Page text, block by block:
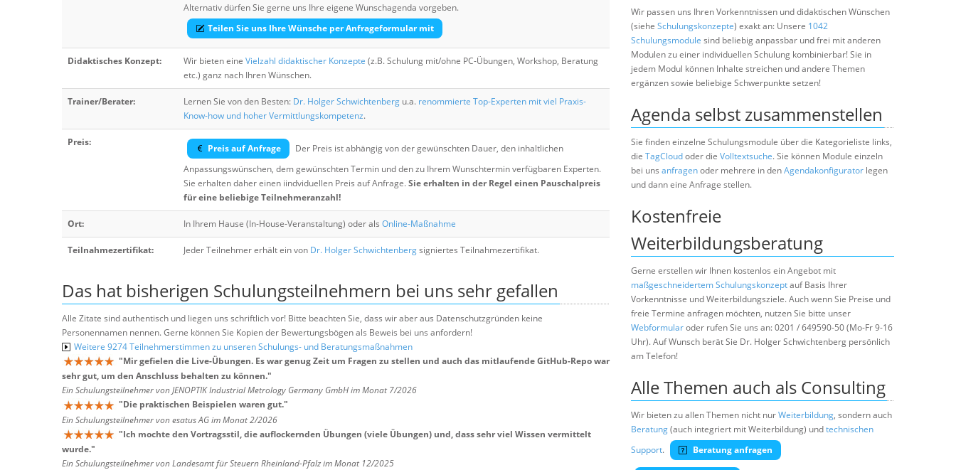
Alternativ dürfen Sie gerne uns Ihre eigene Wunschagenda vorgeben.
Teilen Sie uns Ihre Wünsche per Anfrageformular mit
Didaktisches Konzept: Wir bieten eine Vielzahl didaktischer Konzepte (z.B. Schulung mit/ohne PC-Übungen, Workshop, Beratung
etc.) ganz nach Ihren Wünschen.
Trainer/Berater: Lernen Sie von den Besten: Dr. Holger Schwichtenberg u.a. renommierte Top-Experten mit viel Praxis-
Know-how und hoher Vermittlungskompetenz.
Preis:
Preis auf Anfrage
Der Preis ist abhängig von der gewünschten Dauer, den inhaltlichen
Anpassungswünschen, dem gewünschten Termin und den zu Ihrem Wunschtermin verfügbaren Experten.
Sie erhalten daher einen iindviduellen Preis auf Anfrage.Sie erhalten in der Regel einen Pauschalpreis
für eine beliebige Teilnehmeranzahl!
Ort: In Ihrem Hause (In-House-Veranstaltung) oder als Online-Maßnahme
Teilnahmezertifikat: Jeder Teilnehmer erhält ein von Dr. Holger Schwichtenbergsigniertes Teilnahmezertifikat.
Das hat bisherigen Schulungsteilnehmern bei uns sehr gefallen
Alle Zitate sind authentisch und liegen uns schriftlich vor! Bitte beachten Sie, dass wir aber aus Datenschutzgründen keine
Personennamen nennen. Gerne können Sie Kopien der Bewertungsbögen als Beweis bei uns anfordern!
Weitere 9274 Teilnehmerstimmen zu unseren Schulungs- und Beratungsmaßnahmen
"Mir gefielen die Live-Übungen. Es war genug Zeit um Fragen zu stellen und auch das mitlaufende GitHub-Repo war
sehr gut, um den Anschluss behalten zu können."
Ein Schulungsteilnehmer von JENOPTIK Industrial Metrology Germany GmbH im Monat 7/2026
"Die praktischen Beispielen waren gut."
Ein Schulungsteilnehmer von esatus AG im Monat 2/2026
"Ich mochte den Vortragsstil, die auflockernden Übungen (viele Übungen) und, dass sehr viel Wissen vermittelt
wurde."
Ein Schulungsteilnehmer von Landesamt für Steuern Rheinland-Pfalz im Monat 12/2025
Wir passen uns Ihren Vorkenntnissen und didaktischen Wünschen
(siehe Schulungskonzepte) exakt an: Unsere 1042
Schulungsmodule sind beliebig anpassbar und frei mit anderen
Modulen zu einer individuellen Schulung kombinierbar! Sie in
jedem Modul können Inhalte streichen und andere Themen
ergänzen sowie beliebige Schwerpunkte setzen!
Agenda selbst zusammenstellen
Sie finden einzelne Schulungsmodule über die Kategorieliste links,
die TagCloudoder die Volltextsuche. Sie können Module einzeln
bei uns anfragenoder mehrere in denAgendakonfigurator legen
und dann eine Anfrage stellen.
Kostenfreie
Weiterbildungsberatung
Gerne erstellen wir Ihnen kostenlos ein Angebot mit
maßgeschneidertem Schulungskonzeptauf Basis Ihrer
Vorkenntnisse und Weiterbildungsziele. Auch wenn Sie Preise und
freie Termine anfragen möchten, nutzen Sie bitte unser
Webformularoder rufen Sie uns an: 0201 / 649590-50 (Mo-Fr 9-16
Uhr). Auf Wunsch berät Sie Dr. Holger Schwichtenberg persönlich
am Telefon!
Alle Themen auch als Consulting
Wir bieten zu allen Themen nicht nurWeiterbildung, sondern auch
Beratung(auch integriert mit Weiterbildung) undtechnischen
Support. Beratung anfragen